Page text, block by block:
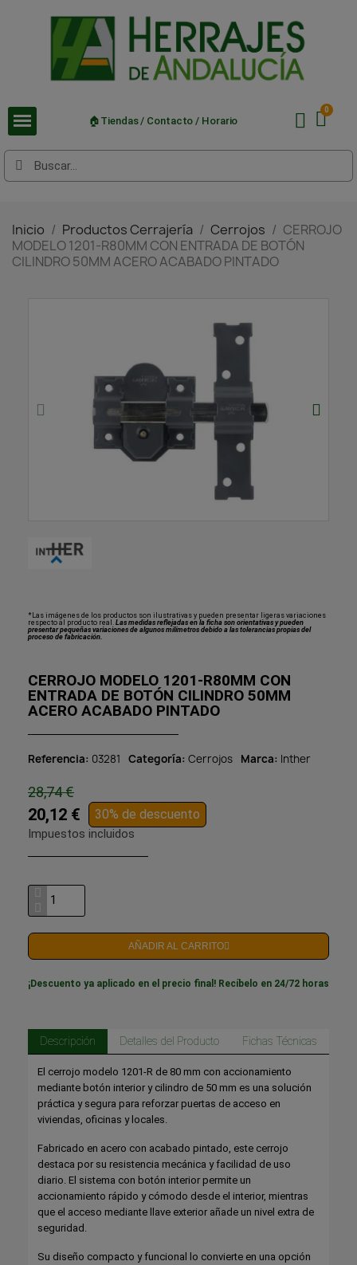
🏠Tiendas / Contacto / Horario
Inicio Productos Cerrajería Cerrojos
CERROJO
MODELO 1201-R80MM CON ENTRADA DE BOTÓN
CILINDRO 50MM ACERO ACABADO PINTADO
*Las imágenes de los productos son ilustrativas y pueden presentar ligeras variaciones
respecto al producto real. Las medidas reflejadas en la ficha son orientativas y pueden
presentar pequeñas variaciones de algunos milímetros debido a las tolerancias propias del
proceso de fabricación.
CERROJO MODELO 1201-R80MM CON
ENTRADA DE BOTÓN CILINDRO 50MM
ACERO ACABADO PINTADO
Referencia 03281 Categoría Cerrojos Marca Inther
28,74 €
20,12 € 30% de descuento
Impuestos incluidos
AÑADIR AL CARRITO
¡Descuento ya aplicado en el precio final! Recíbelo en 24/72 horas
Descripción Detalles del Producto Fichas Técnicas
El cerrojo modelo 1201-R de 80 mm con accionamiento
mediante botón interior y cilindro de 50 mm es una solución
práctica y segura para reforzar puertas de acceso en
viviendas, oficinas y locales.
Fabricado en acero con acabado pintado, este cerrojo
destaca por su resistencia mecánica y facilidad de uso
diario. El sistema con botón interior permite un
accionamiento rápido y cómodo desde el interior, mientras
que el acceso mediante llave exterior añade un nivel extra de
seguridad.
Su diseño compacto y funcional lo convierte en una opción